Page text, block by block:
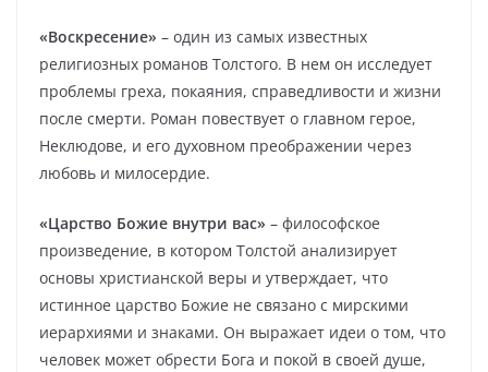
«Воскресение» – один из самых известных
религиозных романов Толстого. В нем он исследует
проблемы греха, покаяния, справедливости и жизни
после смерти. Роман повествует о главном герое,
Неклюдове, и его духовном преображении через
любовь и милосердие.
«Царство Божие внутри вас» – философское
произведение, в котором Толстой анализирует
основы христианской веры и утверждает, что
истинное царство Божие не связано с мирскими
иерархиями и знаками. Он выражает идеи о том, что
человек может обрести Бога и покой в своей душе,